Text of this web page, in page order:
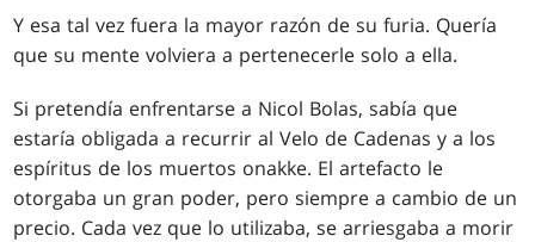
Y esa tal vez fuera la mayor razón de su furia. Quería
que su mente volviera a pertenecerle solo a ella.
Si pretendía enfrentarse a Nicol Bolas, sabía que
estaría obligada a recurrir al Velo de Cadenas y a los
espíritus de los muertos onakke. El artefacto le
otorgaba un gran poder, pero siempre a cambio de un
precio. Cada vez que lo utilizaba, se arriesgaba a morir